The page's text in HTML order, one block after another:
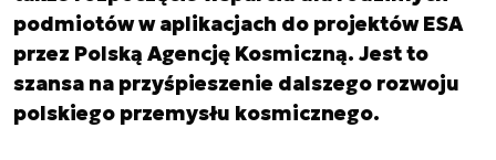
podmiotów w aplikacjach do projektów ESA
przez Polską Agencję Kosmiczną. Jest to
szansa na przyśpieszenie dalszego rozwoju
polskiego przemysłu kosmicznego.